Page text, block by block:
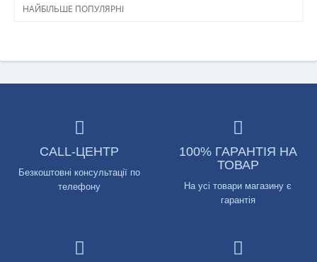
НАЙБІЛЬШЕ ПОПУЛЯРНІ
CALL-ЦЕНТР
Безкоштовні консультації по
телефону
100% ГАРАНТІЯ НА
ТОВАР
На усі товари магазину є
гарантія